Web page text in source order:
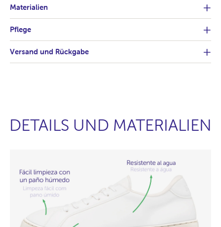
Materialien
Pflege
Versand und Rückgabe
DETAILS UND MATERIALIEN